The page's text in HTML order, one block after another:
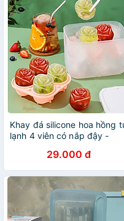
Khay đá silicone hoa hồng
lạnh 4 viên có nắp đậy -
hình cao cấp - Hàng Loại 1 -
Chính Hãng MINIIN - Giao
màu ngẫu nhiên
29.000 đ